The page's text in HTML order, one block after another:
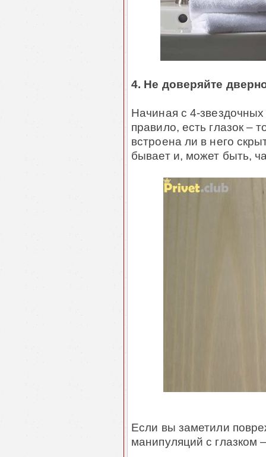
4. Не доверяйте
Начиная с 4-
правило, есть глазок –
встроена ли в него
бывает и, может быть,
Если вы заметили
манипуляций с глазком